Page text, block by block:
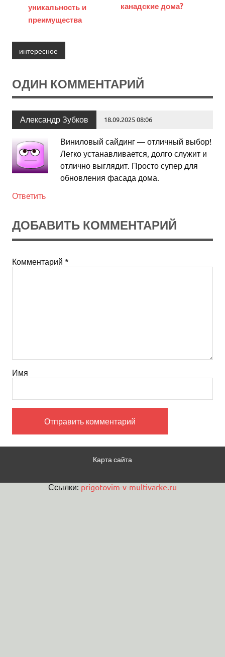
уникальность и
преимущества
канадские дома?
интересное
ОДИН КОММЕНТАРИЙ
Александр Зубков 18.09.2025 08:06
Виниловый сайдинг — отличный выбор!
Легко устанавливается, долго служит и
отлично выглядит. Просто супер для
обновления фасада дома.
Ответить
ДОБАВИТЬ КОММЕНТАРИЙ
Комментарий *
Имя
Карта сайта
Ссылки: prigotovim-v-multivarke.ru